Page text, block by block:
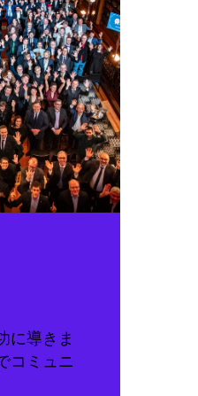
に導きま
コミュニ